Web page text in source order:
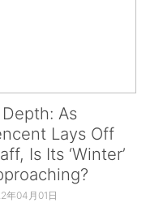
Depth: As
Lays Off
Is Its ‘Winter’
年04月01日